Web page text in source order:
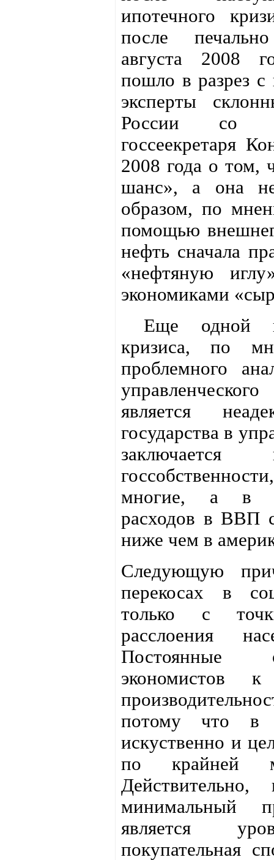
ипотечного
после
августа 2008
пошло в разрез
эксперты
России со
госсеекретаря
2008 года о том,
шанс», а она
образом, по
помощью
нефть сначала
«нефтяную
экономиками
Еще одной
кризиса, по
проблемного
является
государства в
многие, а в
расходов в ВВП
ниже чем в
Следующую
перекосах в
только с
расслоения
Постоянные
экономистов
потому что в
искуственно и
по крайней
минимальный
является
покупательная